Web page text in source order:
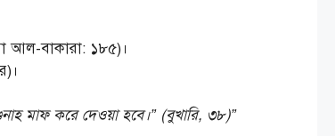
আল-বাকারা: ১৮৫)।
মাফ করে দেওয়া হবে।” (বুখারি, ৩৮)”